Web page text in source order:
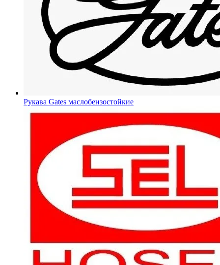
Рукава Gates маслобензостойкие